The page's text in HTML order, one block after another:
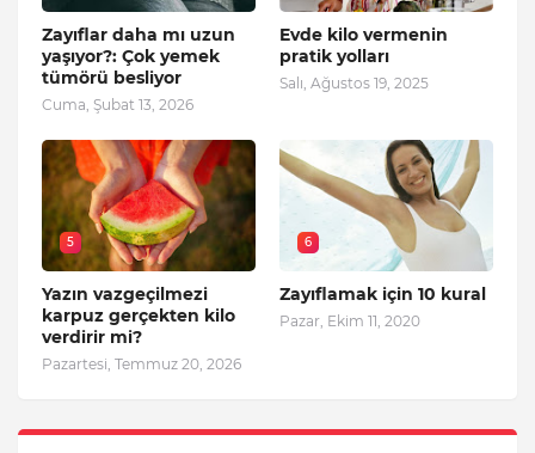
Zayıflar daha mı uzun
yaşıyor?: Çok yemek
tümörü besliyor
Cuma, Şubat 13, 2026
Evde kilo vermenin
pratik yolları
Salı, Ağustos 19, 2025
5
Yazın vazgeçilmezi
karpuz gerçekten kilo
verdirir mi?
Pazartesi, Temmuz 20, 2026
6
Zayıflamak için 10 kural
Pazar, Ekim 11, 2020